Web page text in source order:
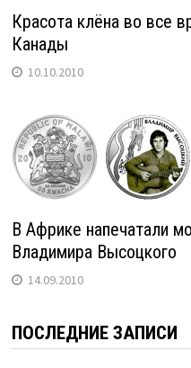
Красота клёна во все
Канады
10.10.2010
В Африке напечатали
Владимира Высоцкого
14.09.2010
ПОСЛЕДНИЕ ЗАПИСИ